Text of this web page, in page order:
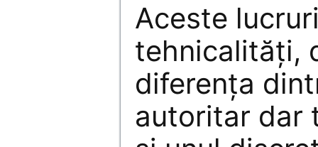
Aceste
tehnicalităţi,
diferenţa
autoritar dar